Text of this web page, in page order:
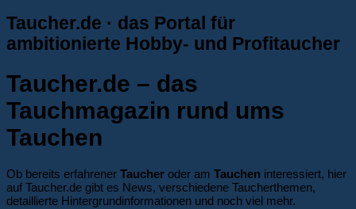
Taucher.de · das Portal für
ambitionierte Hobby- und Profitaucher
Taucher.de – das
Tauchmagazin rund ums
Tauchen
Ob bereits erfahrener Taucher oder am Tauchen interessiert, hier
auf Taucher.de gibt es News, verschiedene Taucherthemen,
detaillierte Hintergrundinformationen und noch viel mehr.